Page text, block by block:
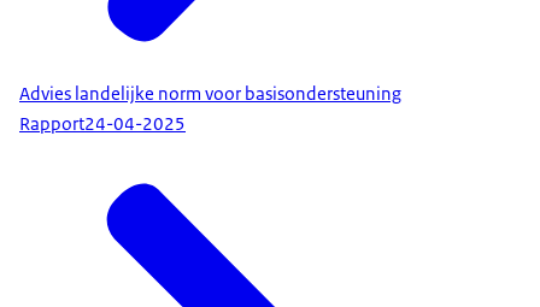
Advies landelijke norm voor basisondersteuning
Rapport24-04-2025